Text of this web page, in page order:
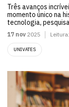
Três avanços
momento único na
tecnologia,
17 nov2025 Leitura:
UNIVATES